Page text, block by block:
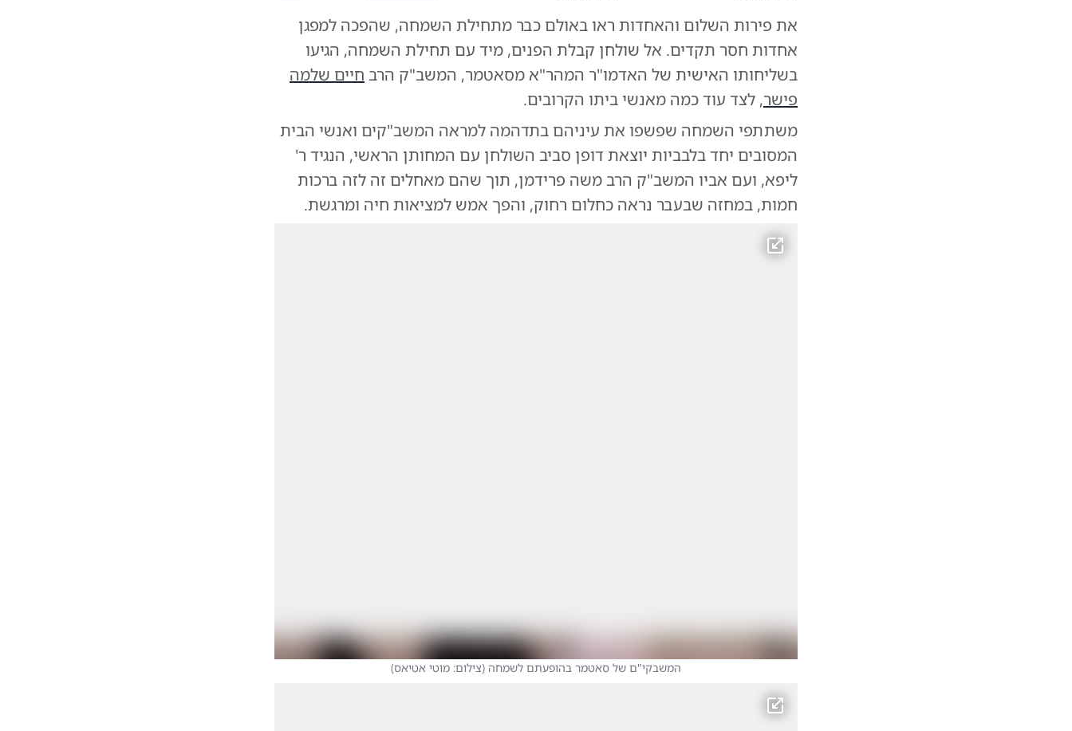
את פירות השלום והאחדות ראו באולם כבר מתחילת השמחה, שהפכה למפגן
אחדות חסר תקדים. אל שולחן קבלת הפנים, מיד עם תחילת השמחה, הגיעו
בשליחותו האישית של האדמו"ר המהר"א מסאטמר, המשב"ק הרב חיים שלמה
פישר, לצד עוד כמה מאנשי ביתו הקרובים.
משתתפי השמחה שפשפו את עיניהם בתדהמה למראה המשב"קים ואנשי הבית
המסובים יחד בלבביות יוצאת דופן סביב השולחן עם המחותן הראשי, הנגיד ר'
ליפא, ועם אביו המשב"ק הרב משה פרידמן, תוך שהם מאחלים זה לזה ברכות
חמות, במחזה שבעבר נראה כחלום רחוק, והפך אמש למציאות חיה ומרגשת.
המשבקי"ם של סאטמר בהופעתם לשמחה (צילום: מוטי אטיאס)